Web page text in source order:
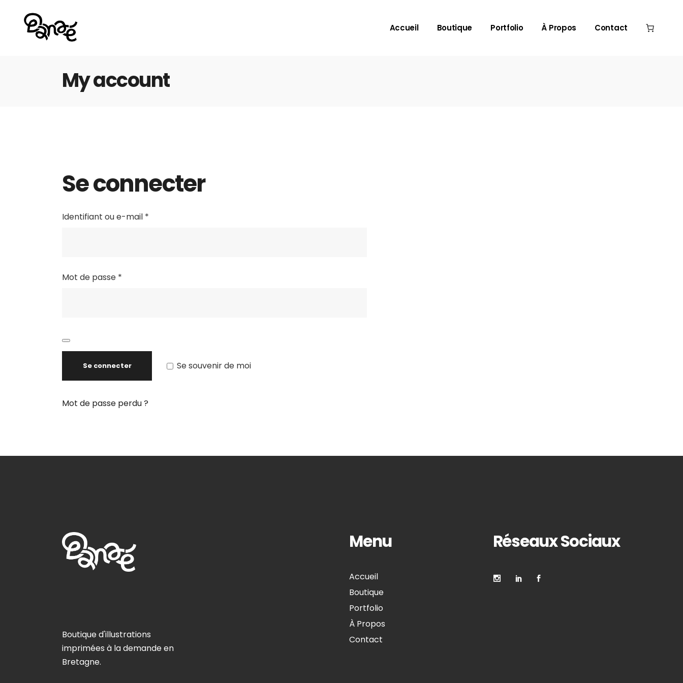
Accueil Boutique Portfolio À Propos Contact
My account
Se connecter
Identifiant ou e-mail *
Mot de passe *
Se souvenir de moi
Se connecter
Mot de passe perdu ?
Boutique d'illustrations
imprimées à la demande en
Bretagne.
Menu
Accueil
Boutique
Portfolio
À Propos
Contact
Réseaux Sociaux